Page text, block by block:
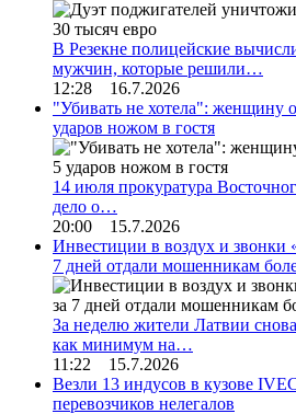
В Резекне полицейские
мужчин, которые решили…
12:28 16.7.2026
"Убивать не хотела": женщину
ударов ножом в гостя
14 июля прокуратура
дело о…
20:00 15.7.2026
Инвестиции в воздух и звонки
7 дней отдали мошенникам
За неделю жители Латвии
как минимум на…
11:22 15.7.2026
Везли 13 индусов в кузове
перевозчиков нелегалов